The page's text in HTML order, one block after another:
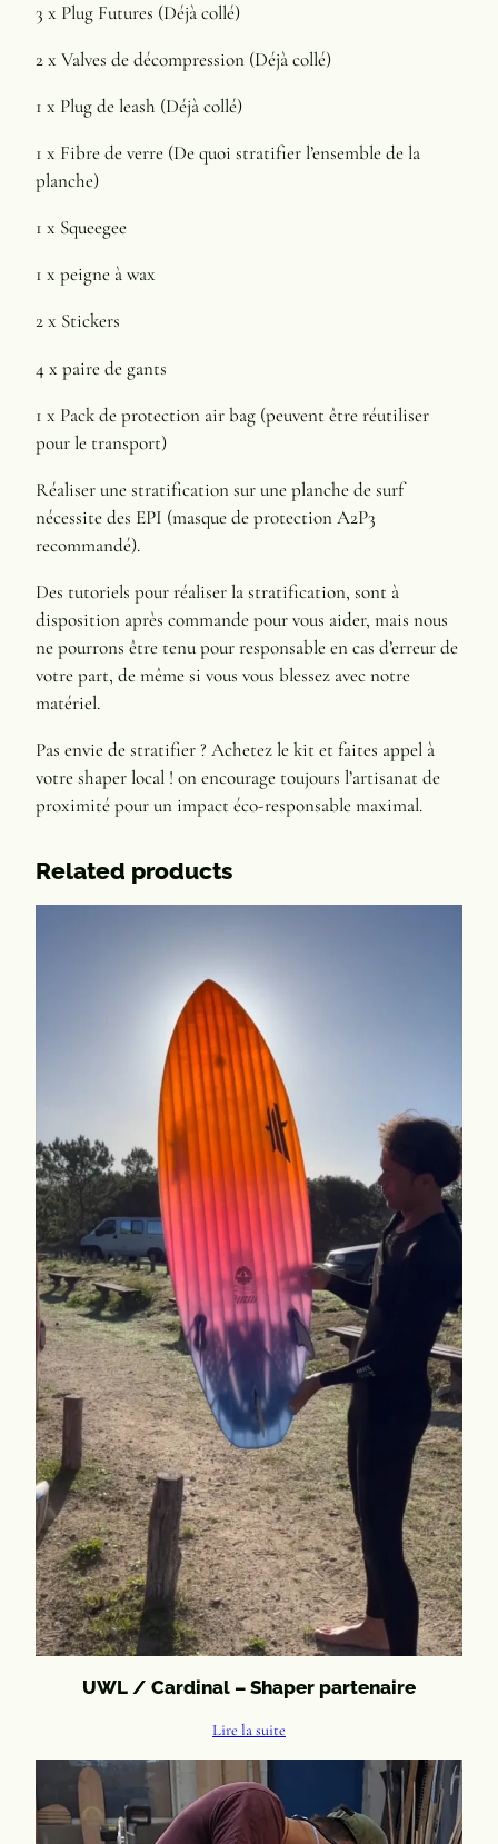
3 x Plug Futures (Déjà collé)
2 x Valves de décompression (Déjà collé)
1 x Plug de leash (Déjà collé)
1 x Fibre de verre (De quoi stratifier l’ensemble de la
planche)
1 x Squeegee
1 x peigne à wax
2 x Stickers
4 x paire de gants
1 x Pack de protection air bag (peuvent être réutiliser
pour le transport)
Réaliser une stratification sur une planche de surf
nécessite des EPI (masque de protection A2P3
recommandé).
Des tutoriels pour réaliser la stratification, sont à
disposition après commande pour vous aider, mais nous
ne pourrons être tenu pour responsable en cas d’erreur de
votre part, de même si vous vous blessez avec notre
matériel.
Pas envie de stratifier ? Achetez le kit et faites appel à
votre shaper local ! on encourage toujours l’artisanat de
proximité pour un impact éco-responsable maximal.
Related products
UWL / Cardinal – Shaper partenaire
Lire la suite